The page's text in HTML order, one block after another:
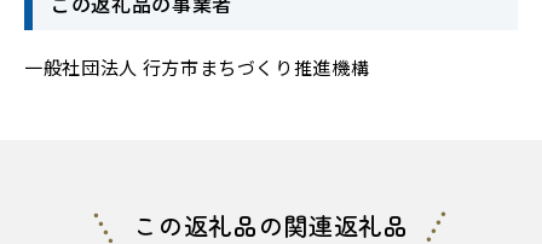
一般社団法人 行方市まちづくり推進機構
この返礼品の関連返礼品